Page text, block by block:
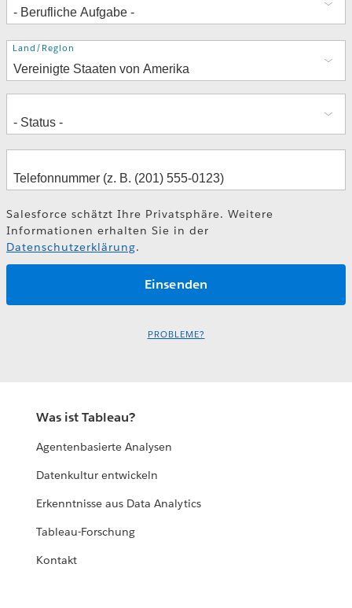
Adresse
Land/Region
Salesforce schätzt Ihre Privatsphäre. Weitere
Informationen erhalten Sie in der
Datenschutzerklärung.
PROBLEME?
Was ist Tableau?
Agentenbasierte Analysen
Datenkultur entwickeln
Erkenntnisse aus Data Analytics
Tableau-Forschung
Kontakt